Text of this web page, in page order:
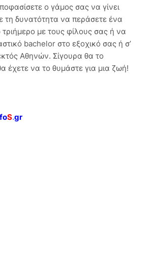
ο γάμος σας να γίνει
τη δυνατότητα να περάσετε ένα
με τους φίλους σας ή να
bachelor στο εξοχικό σας ή σ’
Αθηνών. Σίγουρα θα το
έχετε να το θυμάστε για μια ζωή!
S.gr